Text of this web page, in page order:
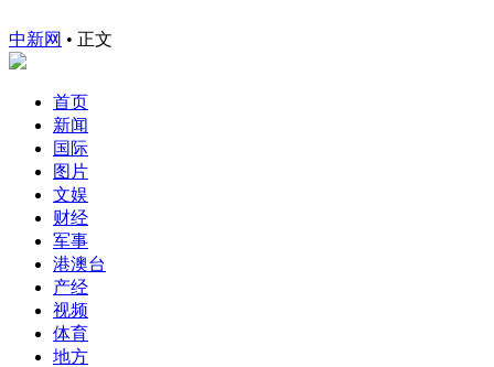
中新网 • 正文
首页
新闻
国际
图片
文娱
财经
军事
港澳台
产经
视频
体育
地方